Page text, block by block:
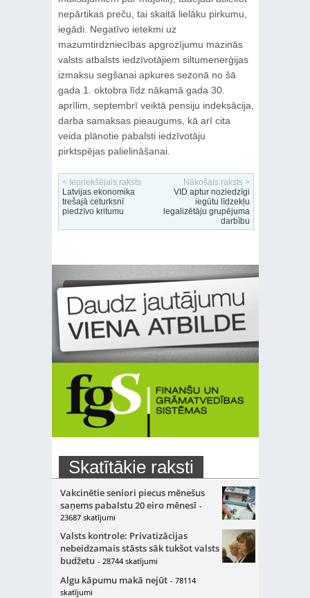
nepārtikas preču, tai skaitā lielāku pirkumu,
iegādi. Negatīvo ietekmi uz
mazumtirdzniecības apgrozījumu mazinās
valsts atbalsts iedzīvotājiem siltumenerģijas
izmaksu segšanai apkures sezonā no šā
gada 1. oktobra līdz nākamā gada 30.
aprīlim, septembrī veiktā pensiju indeksācija,
darba samaksas pieaugums, kā arī cita
veida plānotie pabalsti iedzīvotāju
pirktspējas palielināšanai.
< Iepriekšējais raksts
Latvijas ekonomika
trešajā ceturksnī
piedzīvo kritumu
Nākošais raksts >
VID aptur noziedzīgi
iegūtu līdzekļu
legalizētāju grupējuma
darbību
Skatītākie raksti
Vakcinētie seniori piecus mēnešus
saņems pabalstu 20 eiro mēnesī -
23687 skatījumi
Valsts kontrole: Privatizācijas
nebeidzamais stāsts sāk tukšot valsts
budžetu - 28744 skatījumi
Algu kāpumu makā nejūt - 78114
skatījumi